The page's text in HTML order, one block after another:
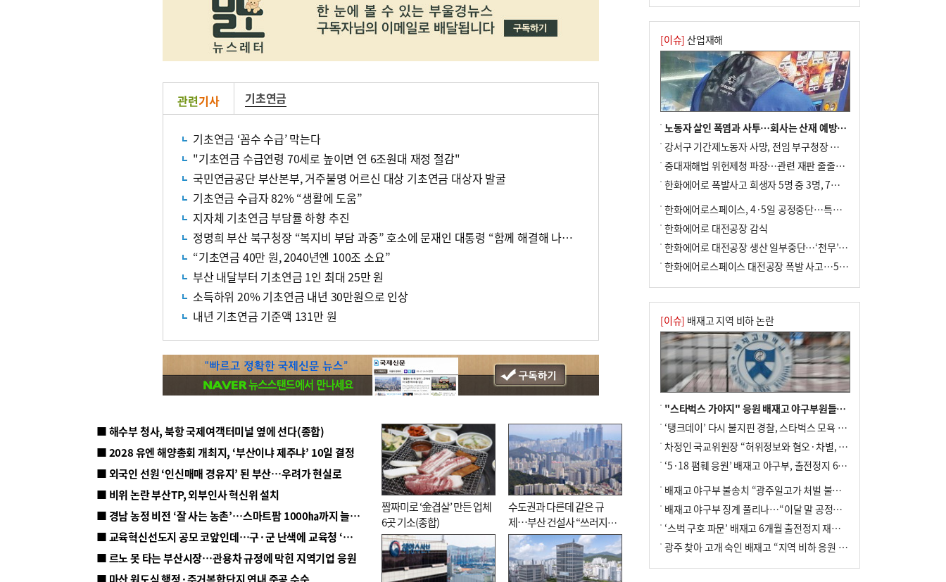
관련기사 기초연금
기초연금 ‘꼼수 수급’ 막는다
"기초연금 수급연령 70세로 높이면 연 6조원대 재정 절감"
국민연금공단 부산본부, 거주불명 어르신 대상 기초연금 대상자 발굴
기초연금 수급자 82% “생활에 도움”
지자체 기초연금 부담률 하향 추진
정명희 부산 북구청장 “복지비 부담 과중” 호소에 문재인 대통령 “함께 해결해 나갑시다”
“기초연금 40만 원, 2040년엔 100조 소요”
부산 내달부터 기초연금 1인 최대 25만 원
소득하위 20% 기초연금 내년 30만원으로 인상
내년 기초연금 기준액 131만 원
■ 해수부 청사, 북항 국제여객터미널 옆에 선다(종합)
■ 2028 유엔 해양총회 개최지, ‘부산이냐 제주냐’ 10일 결정
■ 외국인 선원 ‘인신매매 경유지’ 된 부산…우려가 현실로
■ 비위 논란 부산TP, 외부인사 혁신위 설치
■ 경남 농정 비전 ‘잘 사는 농촌’…스마트팜 1000㏊까지 늘린다
■ 교육혁신선도지 공모 코앞인데…구·군 난색에 교육청 ‘쩔쩔’
■ 르노 못 타는 부산시장…관용차 규정에 막힌 지역기업 응원
■ 마산 원도심 행정·주거복합단지 연내 준공 수순
짬짜미로 ‘金겹살’ 만든 업체
6곳 기소(종합)
수도권과 다른데 같은 규
제…부산 건설사 “쓰러지기
직전”
10 홈플 사태에 2분기 대형마트 판매 9.4%
↓…백화점은 14.8%↑
[이슈] 산업재해
노동자 살인 폭염과 사투…회사는 산재 예방·전기료 절감 전력
강서구 기간제노동자 사망, 전임 부구청장 檢 송치
중대재해법 위헌제청 파장…관련 재판 줄줄이 브레이크
한화에어로 폭발사고 희생자 5명 중 3명, 7일 영면
한화에어로스페이스, 4·5일 공정중단…특별 안전점검
한화에어로 대전공장 감식
한화에어로 대전공장 생산 일부중단…‘천무’ 수출 비상
한화에어로스페이스 대전공장 폭발 사고…5명 사망·2명 부상(종합)
[이슈] 배재고 지역 비하 논란
"스타벅스 가야지" 응원 배재고 야구부원들, 학교서 징계 처분
‘탱크데이’ 다시 불지핀 경찰, 스타벅스 모욕 혐의 압수수색
차정인 국교위원장 “허위정보와 혐오·차별, 학교 교실까지 유입"
‘5·18 폄훼 응원’ 배재고 야구부, 출전정지 6개월→1개월 감경
배재고 야구부 불송치 “광주일고가 처벌 불원 의사 표해”
배재고 야구부 징계 풀리나…“이달 말 공정위서 재심의”
‘스벅 구호 파문’ 배재고 6개월 출전정지 재심 신청키로
광주 찾아 고개 숙인 배재고 “지역 비하 응원 잘못”(종합)